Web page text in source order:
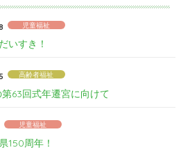
児童福祉
いすき！
高齢者福祉
63回式年遷宮に向けて
児童福祉
150周年！